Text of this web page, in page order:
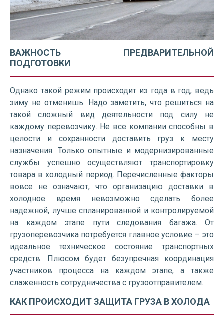
ВАЖНОСТЬ ПРЕДВАРИТЕЛЬНОЙ
ПОДГОТОВКИ
Однако такой режим происходит из года в год, ведь
зиму не отменишь. Надо заметить, что решиться на
такой сложный вид деятельности под силу не
каждому перевозчику. Не все компании способны в
целости и сохранности доставить груз к месту
назначения. Только опытные и модернизированные
службы успешно осуществляют транспортировку
товара в холодный период. Перечисленные факторы
вовсе не означают, что организацию доставки в
холодное время невозможно сделать более
надежной, лучше спланированной и контролируемой
на каждом этапе пути следования багажа. От
грузоперевозчика потребуется главное условие – это
идеальное техническое состояние транспортных
средств. Плюсом будет безупречная координация
участников процесса на каждом этапе, а также
слаженность сотрудничества с грузоотправителем.
КАК ПРОИСХОДИТ ЗАЩИТА ГРУЗА В ХОЛОДА